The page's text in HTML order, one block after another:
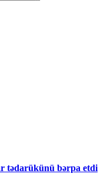
tədarükünü bərpa etdi